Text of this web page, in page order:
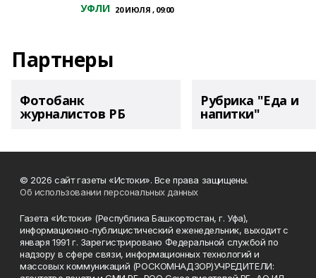
УФЛИ 20 ИЮЛЯ , 09:00
Партнеры
Фотобанк
журналистов РБ
Рубрика "Еда и
напитки"
© 2026 сайт газеты «Истоки». Все права защищены.
Об использовании персональных данных
Газета «Истоки» (Республика Башкортостан, г. Уфа),
информационно-публицистический еженедельник, выходит с
января 1991 г. Зарегистрировано Федеральной службой по
надзору в сфере связи, информационных технологий и
массовых коммуникаций (РОСКОМНАДЗОР)УЧРЕДИТЕЛИ: